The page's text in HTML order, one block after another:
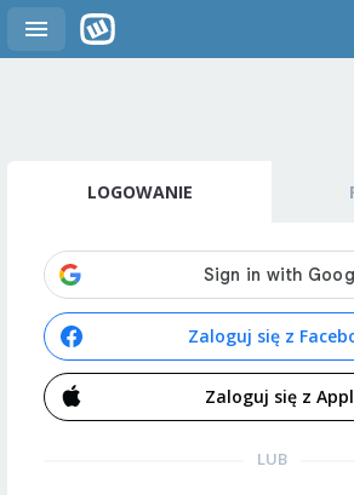
LOGOWANIE
Zaloguj się z
Zaloguj się z
LUB